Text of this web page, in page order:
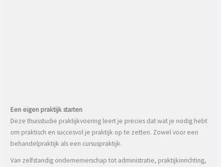
Een eigen praktijk starten
Deze thuisstudie praktijkvoering leert je precies dat wat je nodig hebt
om praktisch en succesvol je praktijk op te zetten. Zowel voor een
behandelpraktijk als een cursuspraktijk.
Van zelfstandig ondernemerschap tot administratie, praktijkinrichting,